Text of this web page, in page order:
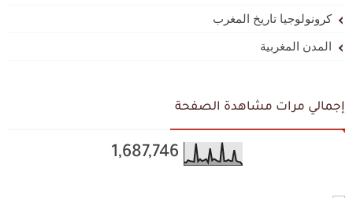
كرونولوجيا تاريخ المغرب
المدن المغربية
إجمالي مرات مشاهدة الصفحة
1,687,746